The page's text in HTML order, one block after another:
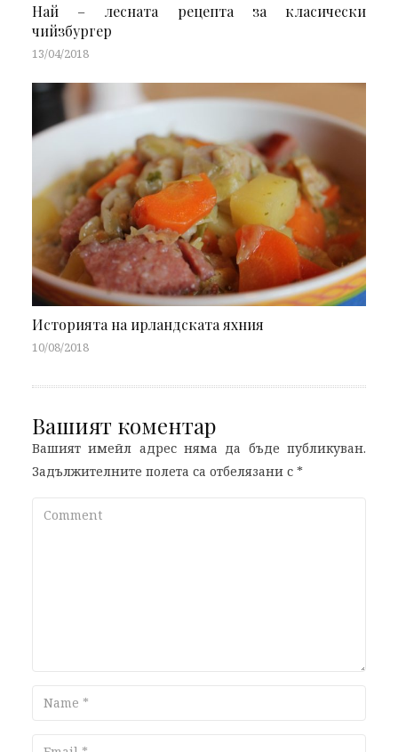
Най – лесната рецепта за класически
чийзбургер
13/04/2018
Историята на ирландската яхния
10/08/2018
Вашият коментар
Вашият имейл адрес няма да бъде публикуван.
Задължителните полета са отбелязани с *
Comment
Name
Email